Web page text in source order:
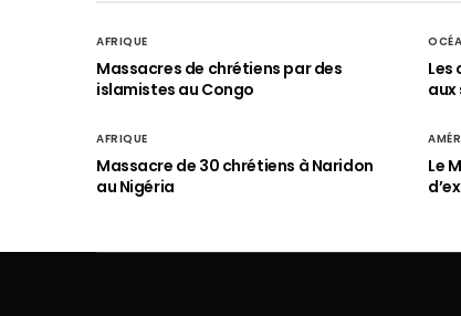
AFRIQUE
Massacres de chrétiens par des
islamistes au Congo
Les
AFRIQUE
Massacre de 30 chrétiens à Naridon
au Nigéria
Le